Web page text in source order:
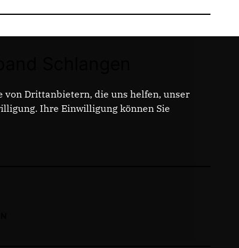
von Drittanbietern, die uns helfen, unser
Ihre Einwilligung können Sie